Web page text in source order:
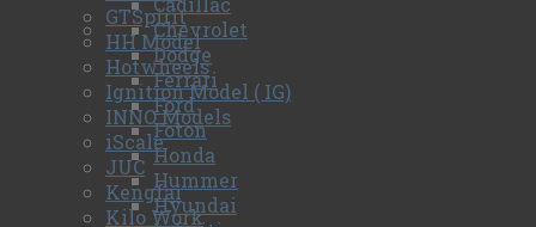
Chevrolet
Dodge
Ferrari
Ford
Foton
Honda
Hummer
Hyundai
GTSpirit
HH Model
Hotwheels
Ignition Model ( IG)
INNO Models
iScale
JUC
Kengfai
Kilo Work